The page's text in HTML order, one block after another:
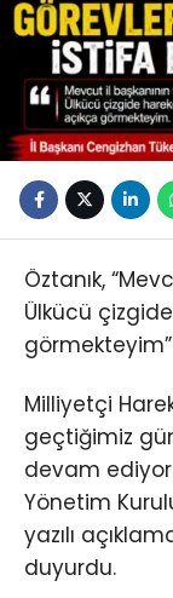
Öztanık,
Ülkücü
Milliyetçi
geçtiğimiz
devam ediyor.
Yönetim
yazılı
duyurdu.